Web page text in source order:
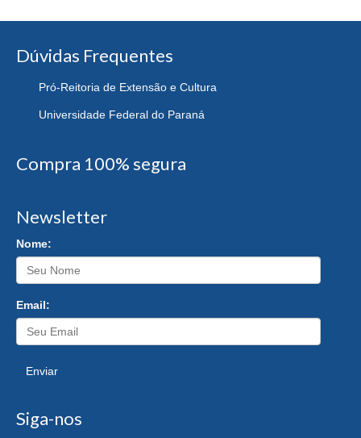
Dúvidas Frequentes
Pró-Reitoria de Extensão e Cultura
Universidade Federal do Paraná
Compra 100% segura
Newsletter
Nome:
Email:
Enviar
Siga-nos